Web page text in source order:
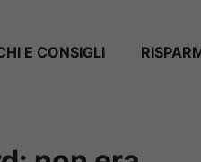
E CONSIGLI